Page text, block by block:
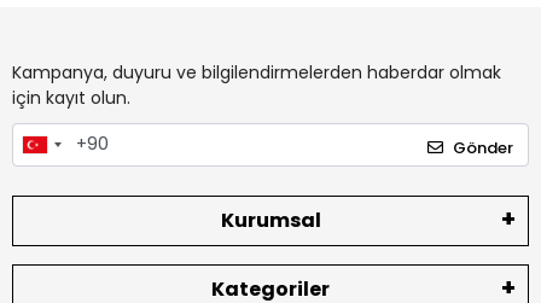
Kampanya, duyuru ve bilgilendirmelerden haberdar olmak
için kayıt olun.
Gönder
Kurumsal
Kategoriler